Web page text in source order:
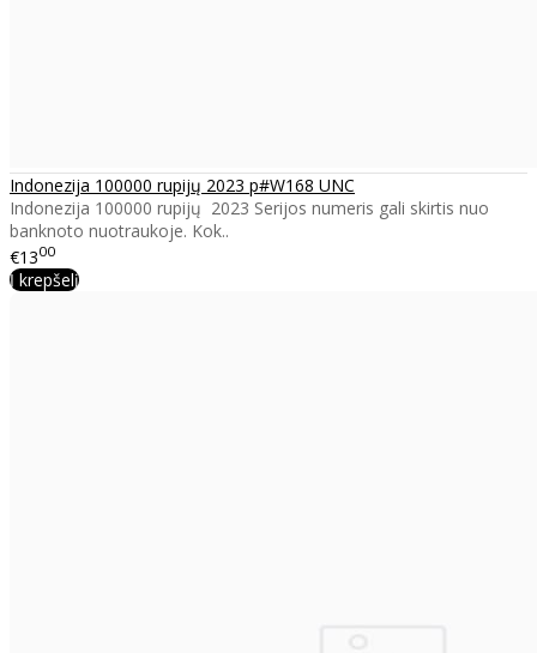
Indonezija 100000 rupijų 2023 p#W168 UNC
Indonezija 100000 rupijų 2023 Serijos numeris gali skirtis nuo
banknoto nuotraukoje. Kok..
€1300
Į krepšelį